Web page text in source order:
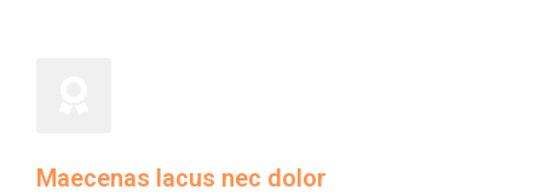
Maecenas lacus nec dolor